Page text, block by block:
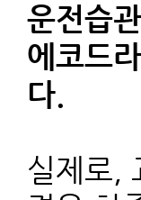
운전습
에코드
다.
실제로,